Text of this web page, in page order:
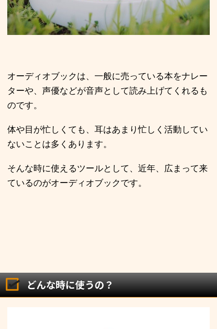
オーディオブックは、一般に売っている本をナレー
ターや、声優などが音声として読み上げてくれるも
のです。
体や目が忙しくても、耳はあまり忙しく活動してい
ないことは多くあります。
そんな時に使えるツールとして、近年、広まって来
ているのがオーディオブックです。
どんな時に使うの？